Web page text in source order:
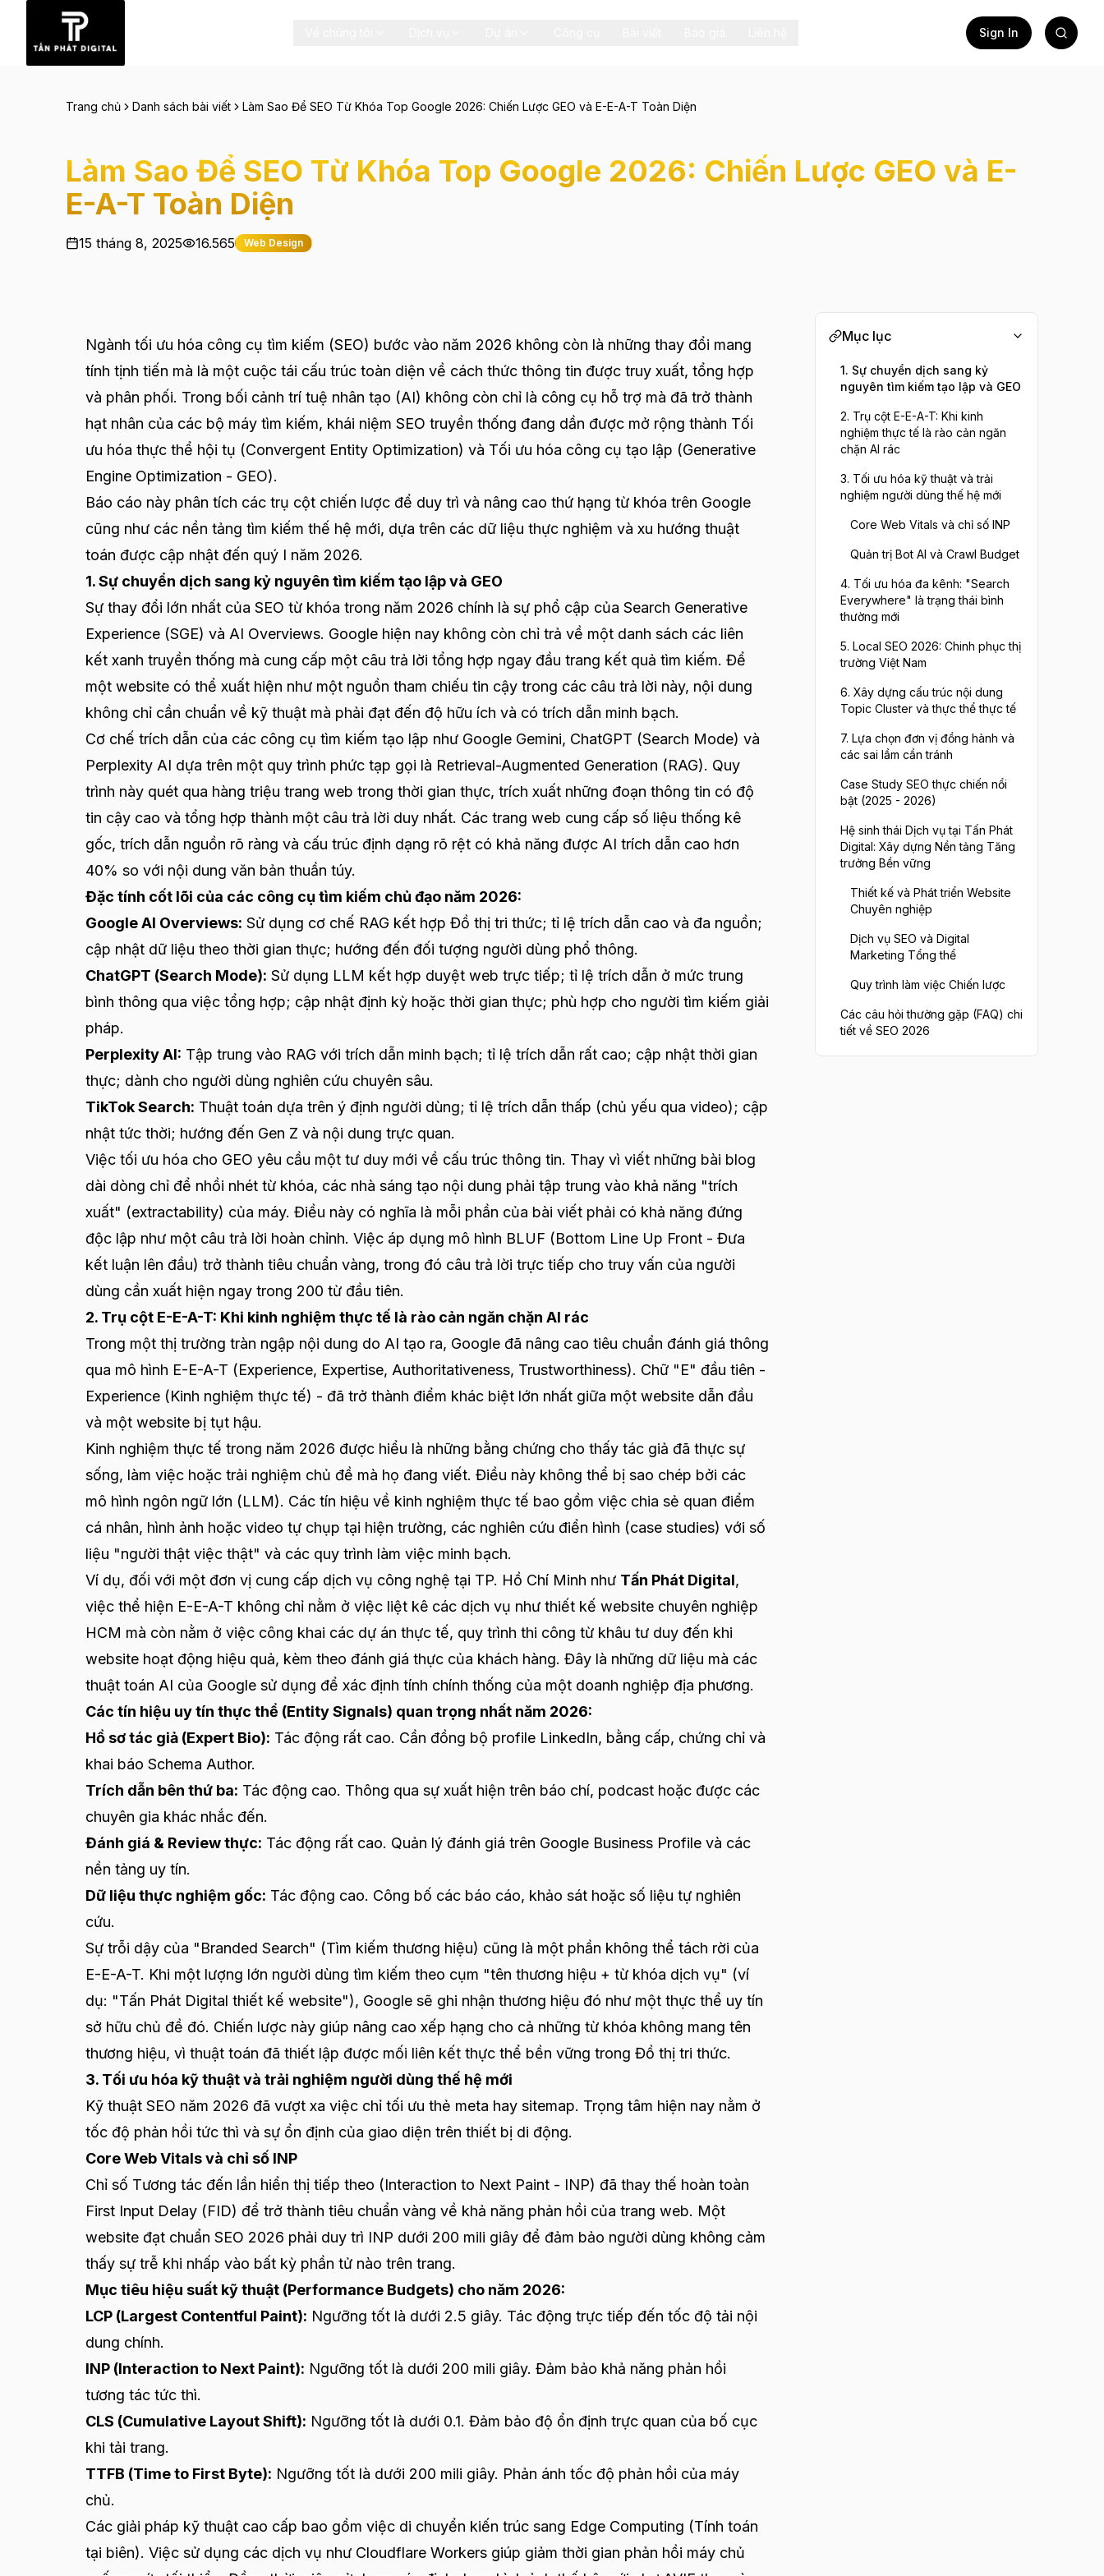
Sign In
Trang chủ Danh sách bài viết Làm Sao Để SEO Từ Khóa Top Google 2026: Chiến Lược GEO và E-E-A-T Toàn Diện
Làm Sao Để SEO Từ Khóa Top Google 2026: Chiến Lược GEO và E-
E-A-T Toàn Diện
15 tháng 8, 2025 16.565 Web Design
Ngành tối ưu hóa công cụ tìm kiếm (SEO) bước vào năm 2026 không còn là những thay đổi mang
tính tịnh tiến mà là một cuộc tái cấu trúc toàn diện về cách thức thông tin được truy xuất, tổng hợp
và phân phối. Trong bối cảnh trí tuệ nhân tạo (AI) không còn chỉ là công cụ hỗ trợ mà đã trở thành
hạt nhân của các bộ máy tìm kiếm, khái niệm SEO truyền thống đang dần được mở rộng thành Tối
ưu hóa thực thể hội tụ (Convergent Entity Optimization) và Tối ưu hóa công cụ tạo lập (Generative
Engine Optimization - GEO).
Báo cáo này phân tích các trụ cột chiến lược để duy trì và nâng cao thứ hạng từ khóa trên Google
cũng như các nền tảng tìm kiếm thế hệ mới, dựa trên các dữ liệu thực nghiệm và xu hướng thuật
toán được cập nhật đến quý I năm 2026.
1. Sự chuyển dịch sang kỷ nguyên tìm kiếm tạo lập và GEO
Sự thay đổi lớn nhất của SEO từ khóa trong năm 2026 chính là sự phổ cập của Search Generative
Experience (SGE) và AI Overviews. Google hiện nay không còn chỉ trả về một danh sách các liên
kết xanh truyền thống mà cung cấp một câu trả lời tổng hợp ngay đầu trang kết quả tìm kiếm. Để
một website có thể xuất hiện như một nguồn tham chiếu tin cậy trong các câu trả lời này, nội dung
không chỉ cần chuẩn về kỹ thuật mà phải đạt đến độ hữu ích và có trích dẫn minh bạch.
Cơ chế trích dẫn của các công cụ tìm kiếm tạo lập như Google Gemini, ChatGPT (Search Mode) và
Perplexity AI dựa trên một quy trình phức tạp gọi là Retrieval-Augmented Generation (RAG). Quy
trình này quét qua hàng triệu trang web trong thời gian thực, trích xuất những đoạn thông tin có độ
tin cậy cao và tổng hợp thành một câu trả lời duy nhất. Các trang web cung cấp số liệu thống kê
gốc, trích dẫn nguồn rõ ràng và cấu trúc định dạng rõ rệt có khả năng được AI trích dẫn cao hơn
40% so với nội dung văn bản thuần túy.
Đặc tính cốt lõi của các công cụ tìm kiếm chủ đạo năm 2026:
Google AI Overviews: Sử dụng cơ chế RAG kết hợp Đồ thị tri thức; tỉ lệ trích dẫn cao và đa nguồn;
cập nhật dữ liệu theo thời gian thực; hướng đến đối tượng người dùng phổ thông.
ChatGPT (Search Mode): Sử dụng LLM kết hợp duyệt web trực tiếp; tỉ lệ trích dẫn ở mức trung
bình thông qua việc tổng hợp; cập nhật định kỳ hoặc thời gian thực; phù hợp cho người tìm kiếm giải
pháp.
Perplexity AI: Tập trung vào RAG với trích dẫn minh bạch; tỉ lệ trích dẫn rất cao; cập nhật thời gian
thực; dành cho người dùng nghiên cứu chuyên sâu.
TikTok Search: Thuật toán dựa trên ý định người dùng; tỉ lệ trích dẫn thấp (chủ yếu qua video); cập
nhật tức thời; hướng đến Gen Z và nội dung trực quan.
Việc tối ưu hóa cho GEO yêu cầu một tư duy mới về cấu trúc thông tin. Thay vì viết những bài blog
dài dòng chỉ để nhồi nhét từ khóa, các nhà sáng tạo nội dung phải tập trung vào khả năng "trích
xuất" (extractability) của máy. Điều này có nghĩa là mỗi phần của bài viết phải có khả năng đứng
độc lập như một câu trả lời hoàn chỉnh. Việc áp dụng mô hình BLUF (Bottom Line Up Front - Đưa
kết luận lên đầu) trở thành tiêu chuẩn vàng, trong đó câu trả lời trực tiếp cho truy vấn của người
dùng cần xuất hiện ngay trong 200 từ đầu tiên.
2. Trụ cột E-E-A-T: Khi kinh nghiệm thực tế là rào cản ngăn chặn AI rác
Trong một thị trường tràn ngập nội dung do AI tạo ra, Google đã nâng cao tiêu chuẩn đánh giá thông
qua mô hình E-E-A-T (Experience, Expertise, Authoritativeness, Trustworthiness). Chữ "E" đầu tiên -
Experience (Kinh nghiệm thực tế) - đã trở thành điểm khác biệt lớn nhất giữa một website dẫn đầu
và một website bị tụt hậu.
Kinh nghiệm thực tế trong năm 2026 được hiểu là những bằng chứng cho thấy tác giả đã thực sự
sống, làm việc hoặc trải nghiệm chủ đề mà họ đang viết. Điều này không thể bị sao chép bởi các
mô hình ngôn ngữ lớn (LLM). Các tín hiệu về kinh nghiệm thực tế bao gồm việc chia sẻ quan điểm
cá nhân, hình ảnh hoặc video tự chụp tại hiện trường, các nghiên cứu điển hình (case studies) với số
liệu "người thật việc thật" và các quy trình làm việc minh bạch.
Ví dụ, đối với một đơn vị cung cấp dịch vụ công nghệ tại TP. Hồ Chí Minh như Tấn Phát Digital,
việc thể hiện E-E-A-T không chỉ nằm ở việc liệt kê các dịch vụ như thiết kế website chuyên nghiệp
HCM mà còn nằm ở việc công khai các dự án thực tế, quy trình thi công từ khâu tư duy đến khi
website hoạt động hiệu quả, kèm theo đánh giá thực của khách hàng. Đây là những dữ liệu mà các
thuật toán AI của Google sử dụng để xác định tính chính thống của một doanh nghiệp địa phương.
Các tín hiệu uy tín thực thể (Entity Signals) quan trọng nhất năm 2026:
Hồ sơ tác giả (Expert Bio): Tác động rất cao. Cần đồng bộ profile LinkedIn, bằng cấp, chứng chỉ và
khai báo Schema Author.
Trích dẫn bên thứ ba: Tác động cao. Thông qua sự xuất hiện trên báo chí, podcast hoặc được các
chuyên gia khác nhắc đến.
Đánh giá & Review thực: Tác động rất cao. Quản lý đánh giá trên Google Business Profile và các
nền tảng uy tín.
Dữ liệu thực nghiệm gốc: Tác động cao. Công bố các báo cáo, khảo sát hoặc số liệu tự nghiên
cứu.
Sự trỗi dậy của "Branded Search" (Tìm kiếm thương hiệu) cũng là một phần không thể tách rời của
E-E-A-T. Khi một lượng lớn người dùng tìm kiếm theo cụm "tên thương hiệu + từ khóa dịch vụ" (ví
dụ: "Tấn Phát Digital thiết kế website"), Google sẽ ghi nhận thương hiệu đó như một thực thể uy tín
sở hữu chủ đề đó. Chiến lược này giúp nâng cao xếp hạng cho cả những từ khóa không mang tên
thương hiệu, vì thuật toán đã thiết lập được mối liên kết thực thể bền vững trong Đồ thị tri thức.
3. Tối ưu hóa kỹ thuật và trải nghiệm người dùng thế hệ mới
Kỹ thuật SEO năm 2026 đã vượt xa việc chỉ tối ưu thẻ meta hay sitemap. Trọng tâm hiện nay nằm ở
tốc độ phản hồi tức thì và sự ổn định của giao diện trên thiết bị di động.
Core Web Vitals và chỉ số INP
Chỉ số Tương tác đến lần hiển thị tiếp theo (Interaction to Next Paint - INP) đã thay thế hoàn toàn
First Input Delay (FID) để trở thành tiêu chuẩn vàng về khả năng phản hồi của trang web. Một
website đạt chuẩn SEO 2026 phải duy trì INP dưới 200 mili giây để đảm bảo người dùng không cảm
thấy sự trễ khi nhấp vào bất kỳ phần tử nào trên trang.
Mục tiêu hiệu suất kỹ thuật (Performance Budgets) cho năm 2026:
LCP (Largest Contentful Paint): Ngưỡng tốt là dưới 2.5 giây. Tác động trực tiếp đến tốc độ tải nội
dung chính.
INP (Interaction to Next Paint): Ngưỡng tốt là dưới 200 mili giây. Đảm bảo khả năng phản hồi
tương tác tức thì.
CLS (Cumulative Layout Shift): Ngưỡng tốt là dưới 0.1. Đảm bảo độ ổn định trực quan của bố cục
khi tải trang.
TTFB (Time to First Byte): Ngưỡng tốt là dưới 200 mili giây. Phản ánh tốc độ phản hồi của máy
chủ.
Các giải pháp kỹ thuật cao cấp bao gồm việc di chuyển kiến trúc sang Edge Computing (Tính toán
tại biên). Việc sử dụng các dịch vụ như Cloudflare Workers giúp giảm thời gian phản hồi máy chủ
Mục lục
1. Sự chuyển dịch sang kỷ
nguyên tìm kiếm tạo lập và GEO
2. Trụ cột E-E-A-T: Khi kinh
nghiệm thực tế là rào cản ngăn
chặn AI rác
3. Tối ưu hóa kỹ thuật và trải
nghiệm người dùng thế hệ mới
Core Web Vitals và chỉ số INP
Quản trị Bot AI và Crawl Budget
4. Tối ưu hóa đa kênh: "Search
Everywhere" là trạng thái bình
thường mới
5. Local SEO 2026: Chinh phục thị
trường Việt Nam
6. Xây dựng cấu trúc nội dung
Topic Cluster và thực thể thực tế
7. Lựa chọn đơn vị đồng hành và
các sai lầm cần tránh
Case Study SEO thực chiến nổi
bật (2025 - 2026)
Hệ sinh thái Dịch vụ tại Tấn Phát
Digital: Xây dựng Nền tảng Tăng
trưởng Bền vững
Thiết kế và Phát triển Website
Chuyên nghiệp
Dịch vụ SEO và Digital
Marketing Tổng thể
Quy trình làm việc Chiến lược
Các câu hỏi thường gặp (FAQ) chi
tiết về SEO 2026